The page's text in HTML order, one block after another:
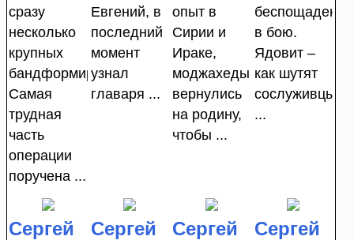
сразу
несколько
крупных
бандформирований.
Самая
трудная
часть
операции
поручена ...
Евгений, в
последний
момент
узнал
главаря ...
опыт в
Сирии и
Ираке,
моджахеды
вернулись
на родину,
чтобы ...
беспощаден
в бою.
Ядовит –
как шутят
сослуживцы.
...
Сергей
Сергей
Сергей
Сергей